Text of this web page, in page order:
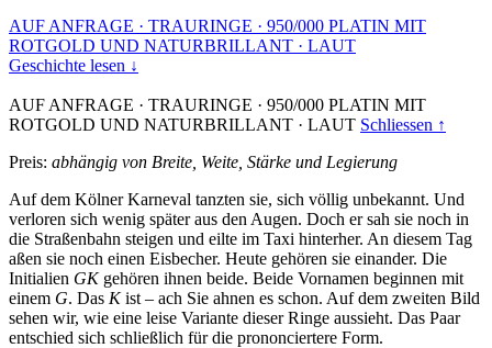
AUF ANFRAGE · TRAURINGE · 950/000 PLATIN MIT
ROTGOLD UND NATURBRILLANT · LAUT
Geschichte lesen ↓
AUF ANFRAGE · TRAURINGE · 950/000 PLATIN MIT
ROTGOLD UND NATURBRILLANT · LAUT Schliessen ↑
Preis: abhängig von Breite, Weite, Stärke und Legierung
Auf dem Kölner Karneval tanzten sie, sich völlig unbekannt. Und
verloren sich wenig später aus den Augen. Doch er sah sie noch in
die Straßenbahn steigen und eilte im Taxi hinterher. An diesem Tag
aßen sie noch einen Eisbecher. Heute gehören sie einander. Die
Initialien GKgehören ihnen beide. Beide Vornamen beginnen mit
einem G. Das Kist – ach Sie ahnen es schon. Auf dem zweiten Bild
sehen wir, wie eine leise Variante dieser Ringe aussieht. Das Paar
entschied sich schließlich für die prononciertere Form.